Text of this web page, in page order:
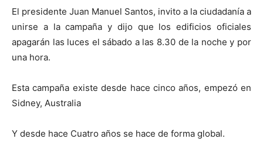
El presidente Juan Manuel Santos, invito a la ciudadanía a
unirse a la campaña y dijo que los edificios oficiales
apagarán las luces el sábado a las 8.30 de la noche y por
una hora.
Esta campaña existe desde hace cinco años, empezó en
Sidney, Australia
Y desde hace Cuatro años se hace de forma global.